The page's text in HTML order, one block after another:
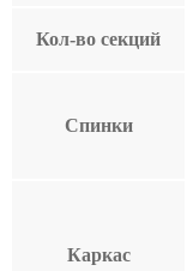
Кол-во секций
Спинки
Каркас